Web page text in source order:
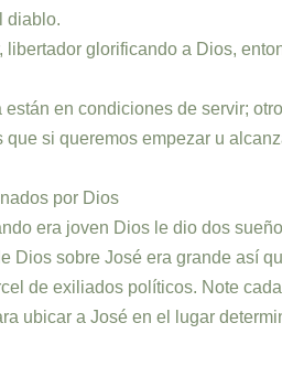
diablo.
glorificando a Dios,
en condiciones de servir;
si queremos empezar u
por Dios
era joven Dios le dio dos
sobre José era grande así
de exiliados políticos. Note
ubicar a José en el lugar